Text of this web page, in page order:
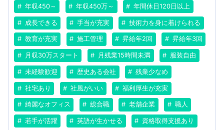
年収450～ 年収450万～ 年間休日120日以上
成長できる 手当が充実 技術力を身に着けられる
教育が充実 施工管理 昇給年2回 昇給年3回
月収30万スタート 月残業15時間未満 服装自由
未経験歓迎 歴史ある会社 残業少なめ
社宅あり 社風がいい 福利厚生が充実
綺麗なオフィス 総合職 老舗企業 職人
若手が活躍 英語が生かせる 資格取得支援あり